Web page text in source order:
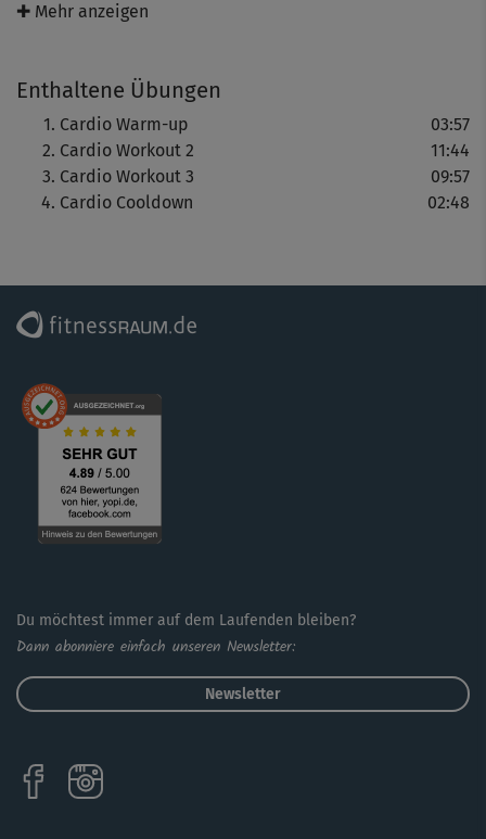
erhöhst die Intensität, indem du gemeinsam mit Michi
stärkst dein Herz-Kreislauf-System – und kommst ganz
schön ins Schwitzen.
✚ Mehr anzeigen
Enthaltene Übungen
Cardio Warm-up
03:57
Cardio Workout 2
11:44
Cardio Workout 3
09:57
Cardio Cooldown
02:48
Du möchtest immer auf dem Laufenden bleiben?
Dann abonniere einfach unseren Newsletter:
Newsletter